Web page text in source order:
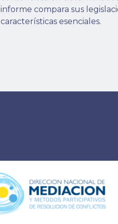
informe compara sus
características esenciales.